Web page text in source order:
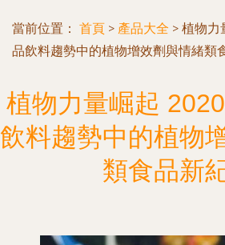
當前位置： 首頁 > 產品大全 > 植物力
品飲料趨勢中的植物增效劑與情緒類
植物力量崛起
飲料趨勢中的植物
類食品新